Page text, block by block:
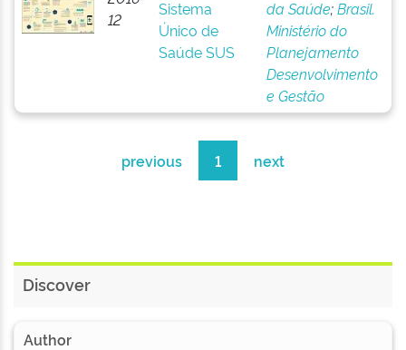
12
Sistema
Único de
Saúde SUS
da Saúde;Brasil.
Ministério do
Planejamento
Desenvolvimento
e Gestão
previous 1 next
Discover
Author